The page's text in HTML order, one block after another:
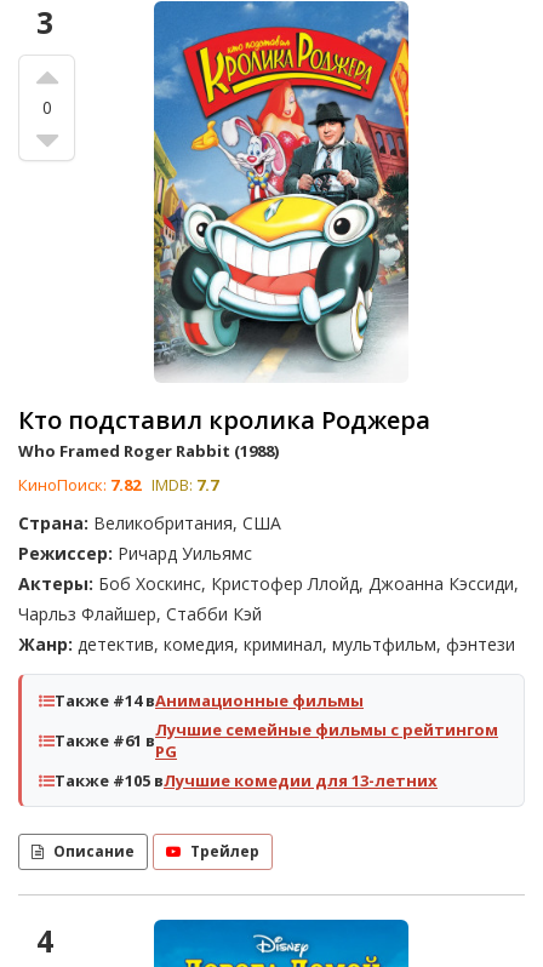
3
0
Кто подставил кролика Роджера
Who Framed Roger Rabbit (1988)
КиноПоиск: 7.82 IMDB: 7.7
Страна: Великобритания, США
Режиссер: Ричард Уильямс
Актеры: Боб Хоскинс, Кристофер Ллойд, Джоанна Кэссиди,
Чарльз Флайшер, Стабби Кэй
Жанр: детектив, комедия, криминал, мультфильм, фэнтези
Также #14 вАнимационные фильмы
Также #61 вЛучшие семейные фильмы с рейтингом
PG
Также #105 вЛучшие комедии для 13-летних
Описание Трейлер
4